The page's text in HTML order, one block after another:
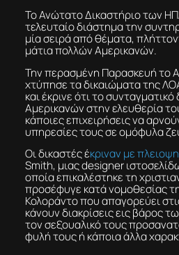
Το Ανώτατο Δικαστήριο των
τελευταίο διάστημα την
μία σειρά από θέματα,
μάτια πολλών Αμερικανών.
Την περασμένη Παρασκευή το
χτύπησε τα δικαιώματα της
και έκρινε ότι το
Αμερικανών στην ελευθερία
κάποιες επιχειρήσεις να
υπηρεσίες τους σε ομόφυλα
Οι δικαστές έκριναν με
Smith, μιας designer
οποία επικαλέστηκε τη
προσέφυγε κατά νομοθεσίας
Κολοράντο που απαγορεύει
κάνουν διακρίσεις εις βάρος
τον σεξουαλικό τους
φυλή τους ή κάποια άλλα